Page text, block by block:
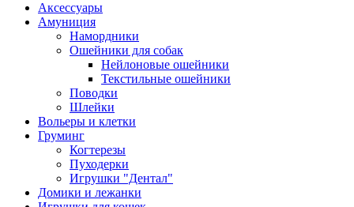
Аксессуары
Амуниция
Намордники
Ошейники для собак
Нейлоновые ошейники
Текстильные ошейники
Поводки
Шлейки
Вольеры и клетки
Груминг
Когтерезы
Пуходерки
Игрушки "Дентал"
Домики и лежанки